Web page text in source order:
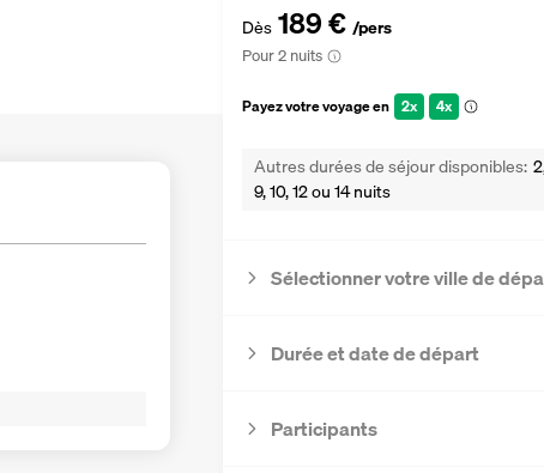
Dès 189 € /pers
Pour 2 nuits
Payez votre voyage en 2x 4x
Autres durées de séjour disponibles
9, 10, 12 ou 14 nuits
Sélectionner votre ville de
Durée et date de départ
Participants